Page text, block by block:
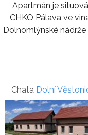
Apartmán je
CHKO Pálava ve
Dolnomlýnské
Chata Dolní